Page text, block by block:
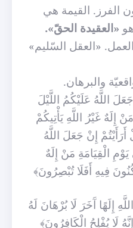
الفرز. القيمة هي
«العقيدة الحقّ».
«العقل السّليم»
والبرهان.
اللَّهُ عَلَيْكُمُ اللَّيْلَ
إِلَهٌ غَيْرُ اللَّهِ يَأْتِيكُمْ
إِنْ جَعَلَ اللَّهُ
الْقِيَامَةِ مَنْ إِلَهٌ
فِيهِ أَفَلَا تُبْصِرُونَ﴾
إِلَهًا آَخَرَ لَا بُرْهَانَ لَهُ
لَا يُفْلِحُ الْكَافِرُونَ﴾